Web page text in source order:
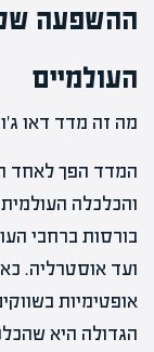
ההשפעה של
העולמיים
מה זה מדד דאו
המדד הפך לאחד
והכלכלה
בורסות ברחבי
ועד אוסטרליה.
אופטימיות
הגדולה היא